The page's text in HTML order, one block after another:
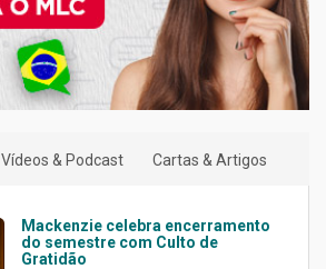
Vídeos & Podcast Cartas & Artigos
Mackenzie celebra encerramento
do semestre com Culto de
Gratidão